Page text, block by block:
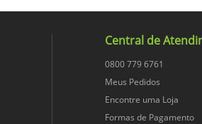
Um vinho branco leve e
Vermentino, é ideal para
Vermentino, é ideal para
Seu sabor é suave e
Central de
0800 779 6761
Meus Pedidos
Encontre uma Loja
Formas de Pagamento